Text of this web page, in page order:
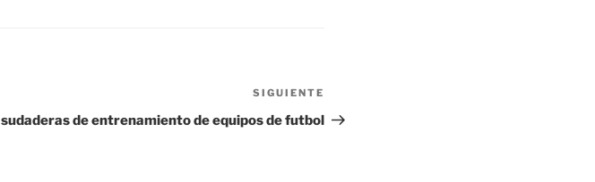
entrada
SIGUIENTE
sudaderas de entrenamiento de equipos de futbol